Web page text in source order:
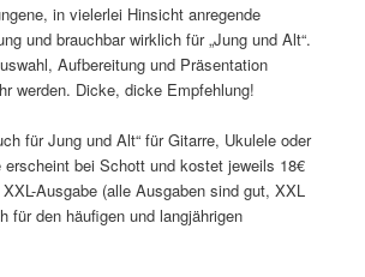
in vielerlei Hinsicht anregende
und brauchbar wirklich für „Jung und Alt“.
Aufbereitung und Präsentation
werden. Dicke, dicke Empfehlung!
für Jung und Alt“ für Gitarre, Ukulele oder
erscheint bei Schott und kostet jeweils 18€
Ausgabe (alle Ausgaben sind gut, XXL
für den häufigen und langjährigen